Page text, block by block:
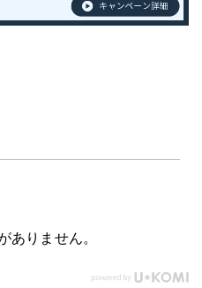
ありません。